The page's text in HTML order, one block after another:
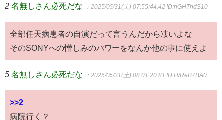
2 名無しさん必死だな ：2025/05/31(土) 07:55:44.42 ID:nGHThdS10
全部任天病患者の自演だって言うんだから凄いよな
そのSONYへの憎しみのパワーをなんか他の事に使えよ
5 名無しさん必死だな ：2025/05/31(土) 08:01:20.81 ID:H/ReB7BA0
>>2
病院行く？